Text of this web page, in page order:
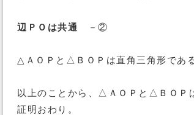
辺ＰＯは共通 －②
△ＡＯＰと△ＢＯＰは直角三角形であ
以上のことから、△ＡＯＰと△ＢＯＰ
証明おわり。